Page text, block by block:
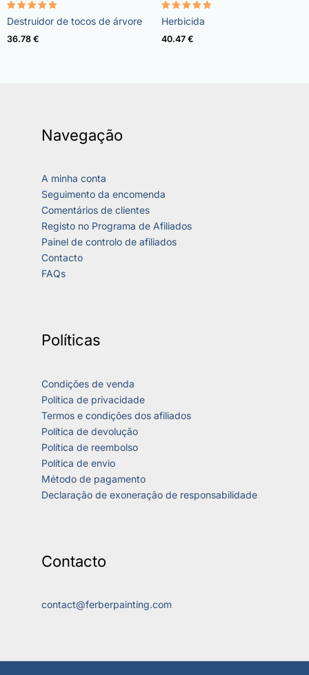
Avaliação
5.00
de 5
Destruidor de tocos de árvore
36.78 €
Avaliação
4.73
de 5
Herbicida
40.47 €
Navegação
A minha conta
Seguimento da encomenda
Comentários de clientes
Registo no Programa de Afiliados
Painel de controlo de afiliados
Contacto
FAQs
Políticas
Condições de venda
Política de privacidade
Termos e condições dos afiliados
Política de devolução
Política de reembolso
Política de envio
Método de pagamento
Declaração de exoneração de responsabilidade
Contacto
contact@ferberpainting.com